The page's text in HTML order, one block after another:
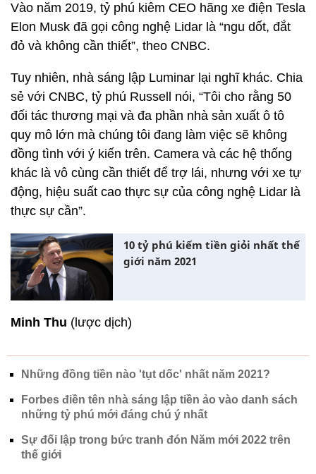
Vào năm 2019, tỷ phú kiêm CEO hãng xe điện Tesla
Elon Musk đã gọi công nghệ Lidar là “ngu dốt, đắt
đỏ và không cần thiết”, theo CNBC.
Tuy nhiên, nhà sáng lập Luminar lại nghĩ khác. Chia
sẻ với CNBC, tỷ phú Russell nói, “Tôi cho rằng 50
đối tác thương mại và đa phần nhà sản xuất ô tô
quy mô lớn mà chúng tôi đang làm việc sẽ không
đồng tình với ý kiến trên. Camera và các hệ thống
khác là vô cùng cần thiết để trợ lái, nhưng với xe tự
động, hiệu suất cao thực sự của công nghệ Lidar là
thực sự cần”.
10 tỷ phú kiếm tiền giỏi nhất thế
giới năm 2021
Minh Thu (lược dịch)
Những đồng tiền nào 'tụt dốc' nhất năm 2021?
Forbes điền tên nhà sáng lập tiền ảo vào danh sách
những tỷ phú mới đáng chú ý nhất
Sự đối lập trong bức tranh đón Năm mới 2022 trên
thế giới